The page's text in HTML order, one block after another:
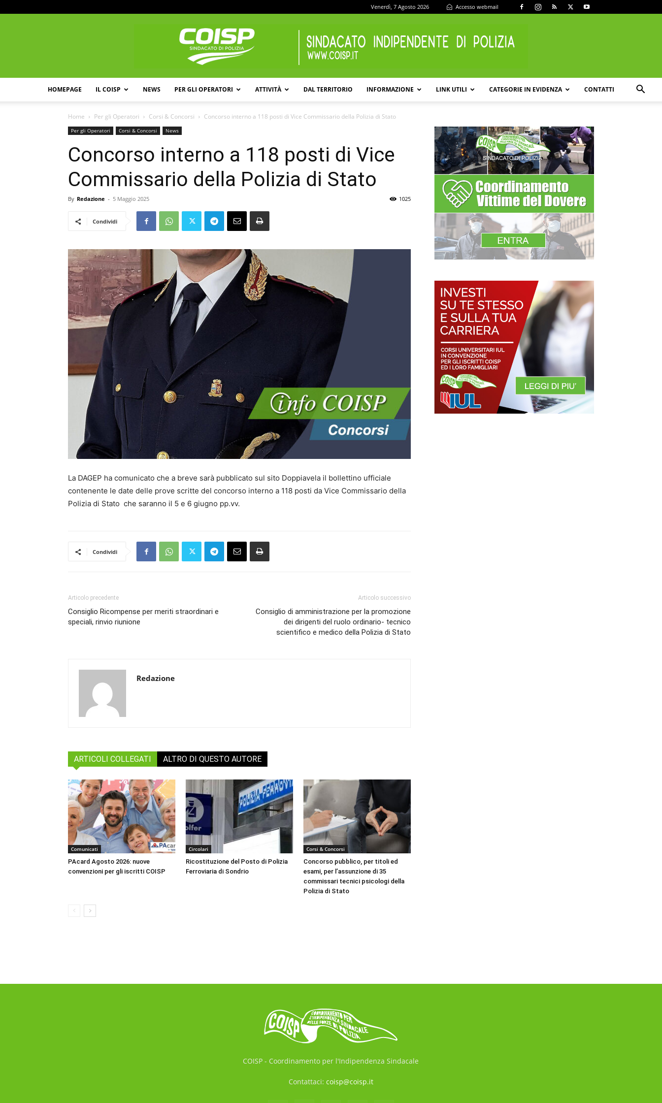
Venerdì, 7 Agosto 2026 Accesso webmail
HOMEPAGE IL COISP NEWS PER GLI OPERATORI ATTIVITÀ DAL TERRITORIO INFORMAZIONE LINK UTILI CATEGORIE IN EVIDENZA CONTATTI
Home Per gli Operatori Corsi & Concorsi Concorso interno a 118 posti di Vice Commissario della Polizia di Stato
Per gli Operatori Corsi & Concorsi News
Concorso interno a 118 posti di Vice
Commissario della Polizia di Stato
By Redazione - 5 Maggio 2025 1025
Condividi
La DAGEP ha comunicato che a breve sarà pubblicato sul sito Doppiavela il bollettino ufficiale
contenente le date delle prove scritte del concorso interno a 118 posti da Vice Commissario della
Polizia di Stato che saranno il 5 e 6 giugno pp.vv.
Condividi
Articolo precedente
Consiglio Ricompense per meriti straordinari e
speciali, rinvio riunione
Articolo successivo
Consiglio di amministrazione per la promozione
dei dirigenti del ruolo ordinario- tecnico
scientifico e medico della Polizia di Stato
Redazione
ARTICOLI COLLEGATI ALTRO DI QUESTO AUTORE
Comunicati
PAcard Agosto 2026: nuove
convenzioni per gli iscritti COISP
Circolari
Ricostituzione del Posto di Polizia
Ferroviaria di Sondrio
Corsi & Concorsi
Concorso pubblico, per titoli ed
esami, per l’assunzione di 35
commissari tecnici psicologi della
Polizia di Stato
COISP - Coordinamento per l'Indipendenza Sindacale
Contattaci: coisp@coisp.it